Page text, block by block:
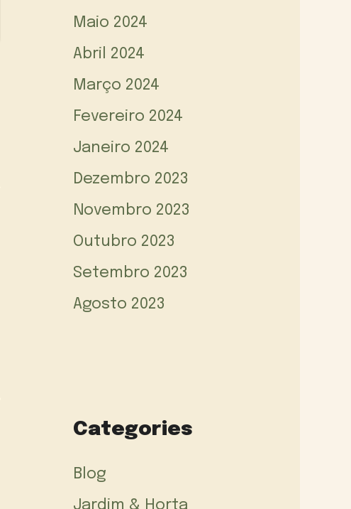
Maio 2024
Abril 2024
Março 2024
Fevereiro 2024
Janeiro 2024
Dezembro 2023
Novembro 2023
Outubro 2023
Setembro 2023
Agosto 2023
Categories
Blog
Jardim & Horta